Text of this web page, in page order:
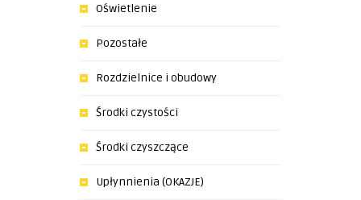
Oświetlenie
Pozostałe
Rozdzielnice i obudowy
Środki czystości
Środki czyszczące
Upłynnienia (OKAZJE)